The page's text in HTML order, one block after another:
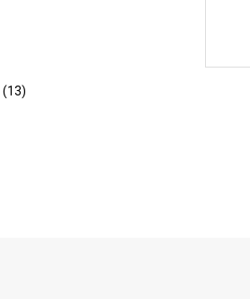
(13)